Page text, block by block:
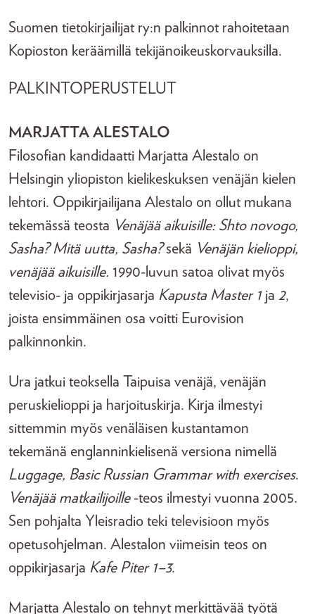
Suomen tietokirjailijat ry:n palkinnot rahoitetaan
Kopioston keräämillä tekijänoikeuskorvauksilla.
PALKINTOPERUSTELUT
MARJATTA ALESTALO
Filosofian kandidaatti Marjatta Alestalo on
Helsingin yliopiston kielikeskuksen venäjän kielen
lehtori. Oppikirjailijana Alestalo on ollut mukana
tekemässä teosta Venäjää aikuisille: Shto novogo,
Sasha? Mitä uutta, Sasha?sekä Venäjän kielioppi,
venäjää aikuisille. 1990-luvun satoa olivat myös
televisio- ja oppikirjasarja Kapusta Master 1 ja 2,
joista ensimmäinen osa voitti Eurovision
palkinnonkin.
Ura jatkui teoksella Taipuisa venäjä, venäjän
peruskielioppi ja harjoituskirja. Kirja ilmestyi
sittemmin myös venäläisen kustantamon
tekemänä englanninkielisenä versiona nimellä
Luggage, Basic Russian Grammar with exercises.
Venäjää matkailijoille-teos ilmestyi vuonna 2005.
Sen pohjalta Yleisradio teki televisioon myös
opetusohjelman. Alestalon viimeisin teos on
oppikirjasarja Kafe Piter 1–3.
Marjatta Alestalo on tehnyt merkittävää työtä